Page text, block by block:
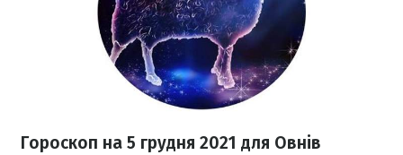
Гороскоп на 5 грудня 2021 для Овнів